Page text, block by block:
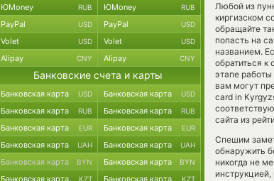
Любой из
киргизском
обращайте
попасть на
названием.
обратиться к
этапе
вам могут
card in
сайта из
Спешим
обнаружить
никогда не
ЮMoney RUB ЮMoney RUB
PayPal USD PayPal USD
Volet USD Volet USD
Alipay CNY Alipay CNY
Банковские счета и карты
Банковская карта USD Банковская карта USD
Банковская карта RUB Банковская карта RUB
Банковская карта EUR Банковская карта EUR
Банковская карта UAH Банковская карта UAH
Банковская карта BYN Банковская карта BYN
Банковская карта KZT Банковская карта KZT